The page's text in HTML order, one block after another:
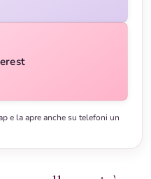
e la apre anche su telefoni un